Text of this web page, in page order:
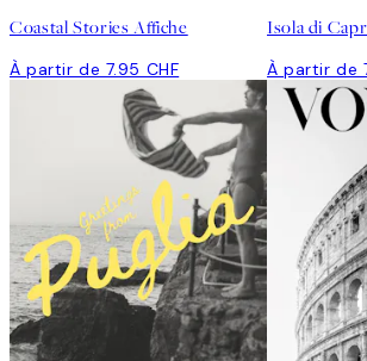
Coastal Stories Affiche
À partir de 7.95 CHF
Isola di
À partir de